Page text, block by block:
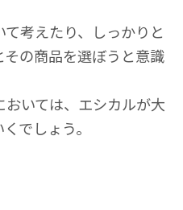
考えたり、しっかりと
の商品を選ぼうと意識
いては、エシカルが大
でしょう。